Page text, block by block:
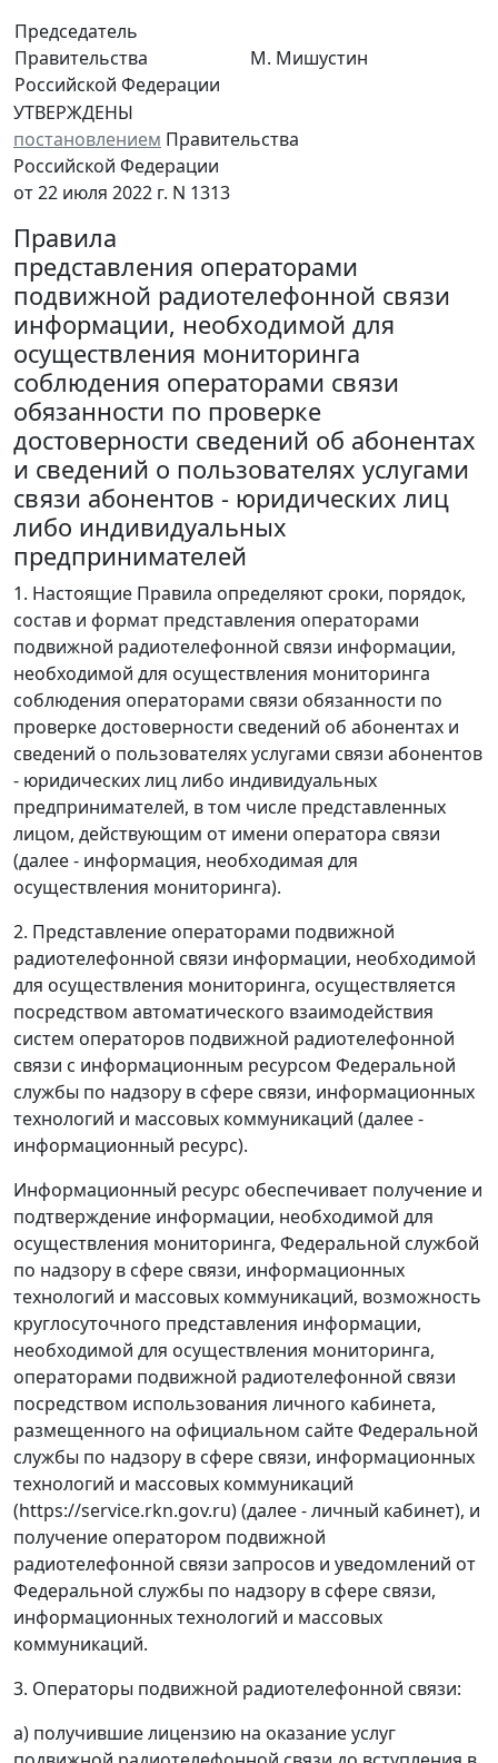
Председатель
Правительства
Российской Федерации
М. Мишустин
УТВЕРЖДЕНЫ
постановлением Правительства
Российской Федерации
от 22 июля 2022 г. N 1313
Правила
представления операторами
подвижной радиотелефонной связи
информации, необходимой для
осуществления мониторинга
соблюдения операторами связи
обязанности по проверке
достоверности сведений об абонентах
и сведений о пользователях услугами
связи абонентов - юридических лиц
либо индивидуальных
предпринимателей
1. Настоящие Правила определяют сроки, порядок,
состав и формат представления операторами
подвижной радиотелефонной связи информации,
необходимой для осуществления мониторинга
соблюдения операторами связи обязанности по
проверке достоверности сведений об абонентах и
сведений о пользователях услугами связи абонентов
- юридических лиц либо индивидуальных
предпринимателей, в том числе представленных
лицом, действующим от имени оператора связи
(далее - информация, необходимая для
осуществления мониторинга).
2. Представление операторами подвижной
радиотелефонной связи информации, необходимой
для осуществления мониторинга, осуществляется
посредством автоматического взаимодействия
систем операторов подвижной радиотелефонной
связи с информационным ресурсом Федеральной
службы по надзору в сфере связи, информационных
технологий и массовых коммуникаций (далее -
информационный ресурс).
Информационный ресурс обеспечивает получение и
подтверждение информации, необходимой для
осуществления мониторинга, Федеральной службой
по надзору в сфере связи, информационных
технологий и массовых коммуникаций, возможность
круглосуточного представления информации,
необходимой для осуществления мониторинга,
операторами подвижной радиотелефонной связи
посредством использования личного кабинета,
размещенного на официальном сайте Федеральной
службы по надзору в сфере связи, информационных
технологий и массовых коммуникаций
(https://service.rkn.gov.ru) (далее - личный кабинет), и
получение оператором подвижной
радиотелефонной связи запросов и уведомлений от
Федеральной службы по надзору в сфере связи,
информационных технологий и массовых
коммуникаций.
3. Операторы подвижной радиотелефонной связи:
а) получившие лицензию на оказание услуг